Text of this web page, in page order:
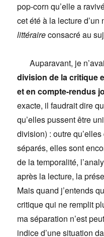
pop-corn qu’elle a
cet été à la lecture d’un
littéraireconsacré au
Auparavant, je
division de la critique
et en compte-rendus
exacte, il faudrait dire
qu’elles pussent être
division) : outre
séparés, elles sont
de la temporalité,
après la lecture, la
Mais quand j’entends
critique qui ne remplit
ma séparation n’est
indice d’une situation